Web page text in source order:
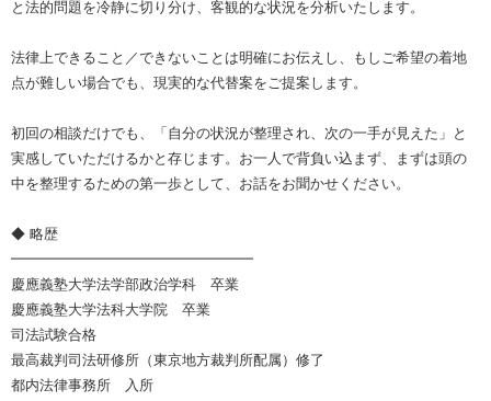
と法的問題を冷静に切り分け、客観的な状況を分析いたします。
法律上できること／できないことは明確にお伝えし、もしご希望の着地
点が難しい場合でも、現実的な代替案をご提案します。
初回の相談だけでも、「自分の状況が整理され、次の一手が見えた」と
実感していただけるかと存じます。お一人で背負い込まず、まずは頭の
中を整理するための第一歩として、お話をお聞かせください。
◆ 略歴
━━━━━━━━━━━━━━━━━
慶應義塾大学法学部政治学科 卒業
慶應義塾大学法科大学院 卒業
司法試験合格
最高裁判司法研修所（東京地方裁判所配属）修了
都内法律事務所 入所